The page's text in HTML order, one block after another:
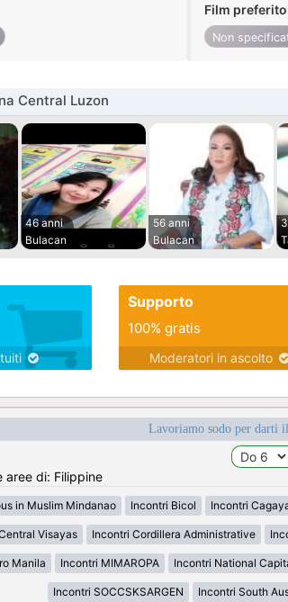
Film preferito
Non
Central Luzon
46 anni
Bulacan
56 anni
Bulacan
Supporto
100% gratis
Moderatori in ascolto
Lavoriamo sodo per darti
aree di: Filippine
in Muslim Mindanao Incontri Bicol Incontri
Visayas Incontri Cordillera Administrative
Manila Incontri MIMAROPA Incontri National
Incontri SOCCSKSARGEN Incontri South